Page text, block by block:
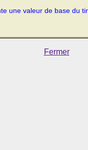
une valeur de base du
Fermer